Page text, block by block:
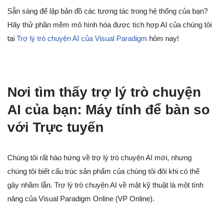
Sẵn sàng để lập bản đồ các tương tác trong hệ thống của bạn?
Hãy thử phần mềm mô hình hóa được tích hợp AI của chúng tôi
tại Trợ lý trò chuyện AI của Visual Paradigm hôm nay!
Nơi tìm thấy trợ lý trò chuyện
AI của bạn: Máy tính để bàn so
với Trực tuyến
Chúng tôi rất hào hứng về trợ lý trò chuyện AI mới, nhưng
chúng tôi biết cấu trúc sản phẩm của chúng tôi đôi khi có thể
gây nhầm lẫn. Trợ lý trò chuyện AI về mặt kỹ thuật là một tính
năng của Visual Paradigm Online (VP Online).